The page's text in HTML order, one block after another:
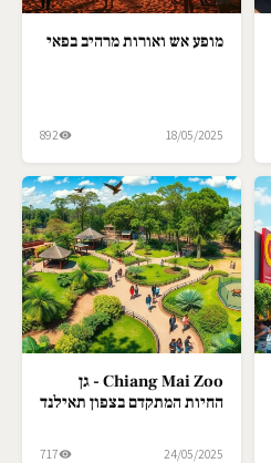
מופע אש ואורות מרהיב בפאי
18/05/2025
892
Chiang Mai Zoo - גן
החיות המתקדם בצפון תאילנד
24/05/2025
717